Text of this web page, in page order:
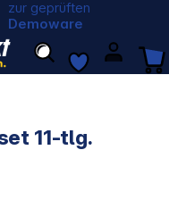
zur geprüften
Demoware
11-tlg.